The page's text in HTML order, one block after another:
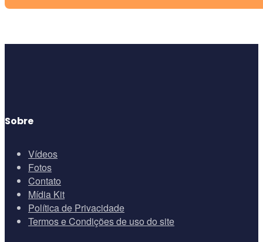
Sobre
Vídeos
Fotos
Contato
Mídia Kit
Política de Privacidade
Termos e Condições de uso do site